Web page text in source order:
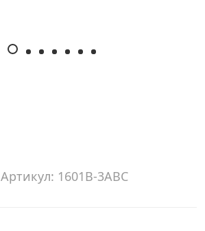
Артикул: 1601В-3АВС